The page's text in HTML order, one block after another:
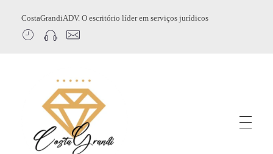
CostaGrandiADV. O escritório líder em serviços jurídicos